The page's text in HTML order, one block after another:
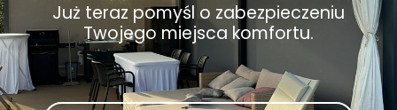
Już teraz pomyśl o zabezpieczeniu
Twojego miejsca komfortu.